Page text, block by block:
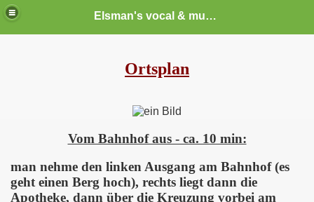
Elsman's vocal & music school
Ortsplan
Vom Bahnhof aus - ca. 10 min:
man nehme den linken Ausgang am Bahnhof (es
geht einen Berg hoch), rechts liegt dann die
Apotheke, dann über die Kreuzung vorbei am